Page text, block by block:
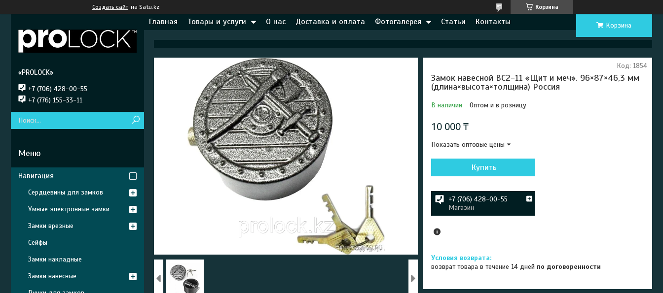
Создать сайт на Satu.kz Корзина
Главная Товары и услуги О нас Доставка и оплата Фотогалерея Статьи Контакты Корзина
Замок навесной ВС2-11 «Щит и меч». 96×87×46,3 мм
(длина×высота×толщина) Россия
В наличии Оптом и в розницу
Код: 1854
10 000 ₸
Показать оптовые цены
Купить
+7 (706) 428-00-55
Магазин
возврат товара в течение 14 дней по договоренности
«PROLOCK»
+7 (706) 428-00-55
+7 (776) 155-33-11
Навигация
Сердцевины для замков
Умные электронные замки
Замки врезные
Сейфы
Замки накладные
Замки навесные